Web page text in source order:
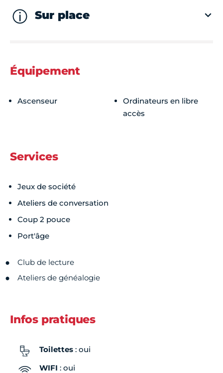
Vendredi Fermé
Dimanche
Sur place
Équipement
Ascenseur
Ordinateurs en libre
accès
Services
Jeux de société
Ateliers de conversation
Coup 2 pouce
Port'âge
Club de lecture
Ateliers de généalogie
Infos pratiques
Toilettes : oui
WIFI : oui